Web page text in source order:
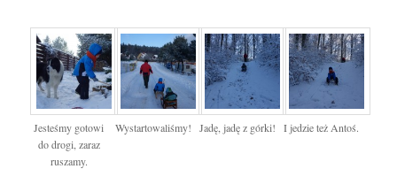
Jesteśmy gotowi
do drogi, zaraz
ruszamy.
Wystartowaliśmy! Jadę, jadę z górki! I jedzie też Antoś.